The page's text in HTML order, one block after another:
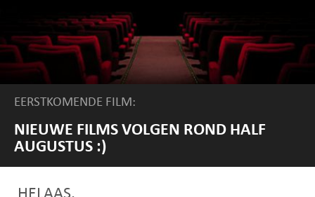
EERSTKOMENDE FILM:
NIEUWE FILMS VOLGEN ROND HALF
AUGUSTUS :)
HELAAS.